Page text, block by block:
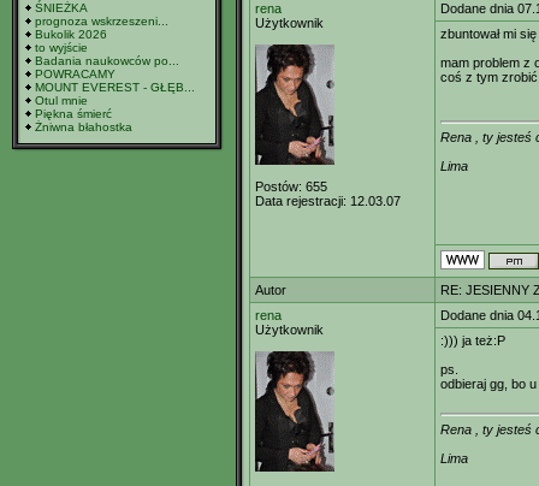
ŚNIEŻKA
prognoza wskrzeszeni...
Bukolik 2026
to wyjście
Badania naukowców po...
POWRACAMY
MOUNT EVEREST - GŁĘB...
Otul mnie
Piękna śmierć
Żniwna błahostka
rena
Użytkownik
Postów: 655
Data rejestracji: 12.03.07
Dodane dnia
zbuntował mi
mam problem z
coś z tym
Rena , ty jesteś
Lima
Autor
RE: JESIENNY
rena
Użytkownik
Dodane dnia
:))) ja też:P
ps.
odbieraj gg, bo
Rena , ty jesteś
Lima